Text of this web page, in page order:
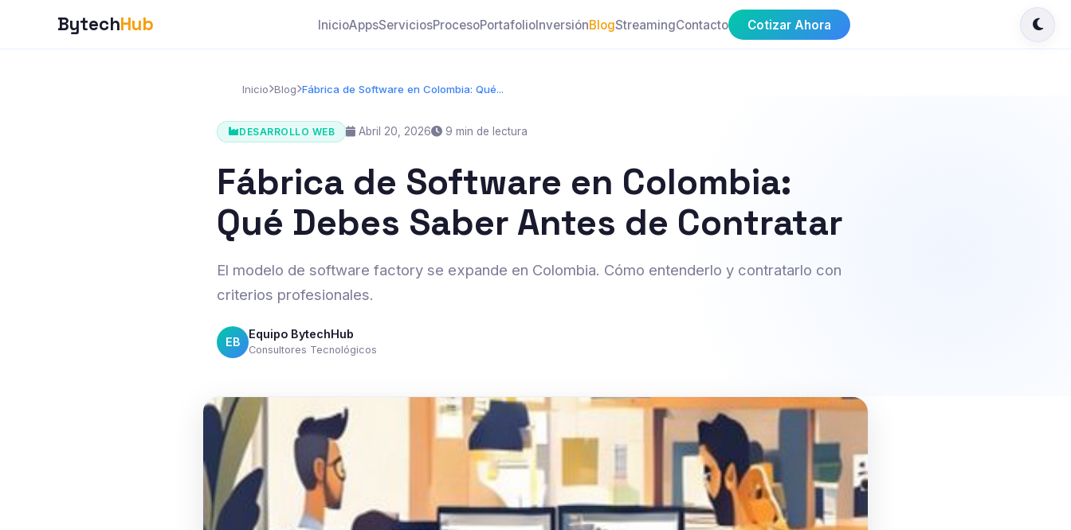
BytechHub InicioAppsServiciosProcesoPortafolioInversiónBlogStreamingContacto Cotizar Ahora
Inicio Blog Fábrica de Software en Colombia: Qué...
DESARROLLO WEB Abril 20, 2026 9 min de lectura
Fábrica de Software en Colombia:
Qué Debes Saber Antes de Contratar
El modelo de software factory se expande en Colombia. Cómo entenderlo y contratarlo con
criterios profesionales.
EB
Equipo BytechHub
Consultores Tecnológicos